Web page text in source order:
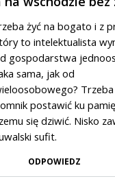
żyć na bogato i z
to intelektualista
gospodarstwa
sama, jak od
postawić ku
się dziwić. Nisko
sufit.
ODPOWIEDZ